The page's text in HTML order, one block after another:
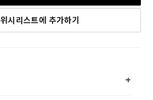
위시리스트에 추가하기